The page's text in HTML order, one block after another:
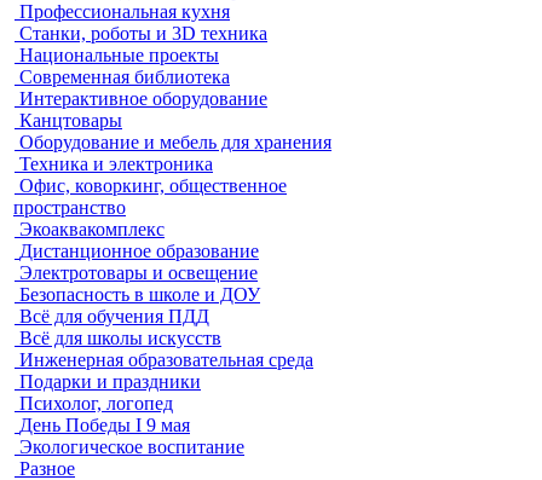
Профессиональная кухня
Станки, роботы и 3D техника
Национальные проекты
Современная библиотека
Интерактивное оборудование
Канцтовары
Оборудование и мебель для хранения
Техника и электроника
Офис, коворкинг, общественное
пространство
Экоаквакомплекс
Дистанционное образование
Электротовары и освещение
Безопасность в школе и ДОУ
Всё для обучения ПДД
Всё для школы искусств
Инженерная образовательная среда
Подарки и праздники
Психолог, логопед
День Победы I 9 мая
Экологическое воспитание
Разное